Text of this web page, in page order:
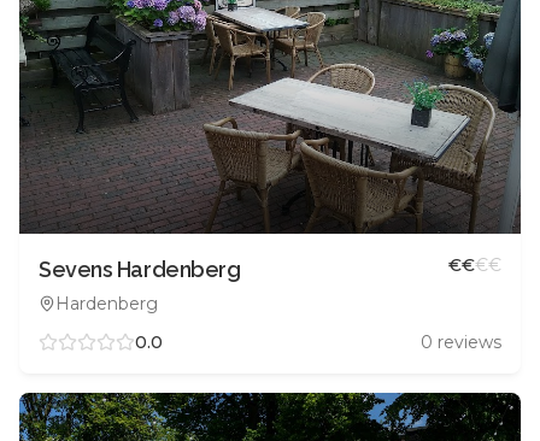
Sevens Hardenberg
Hardenberg
€€€€
0.0 0 reviews